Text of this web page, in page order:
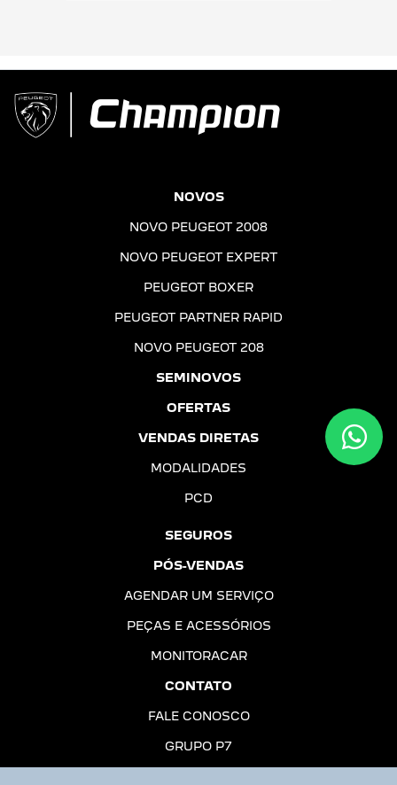
NOVOS
NOVO PEUGEOT 2008
NOVO PEUGEOT EXPERT
PEUGEOT BOXER
PEUGEOT PARTNER RAPID
NOVO PEUGEOT 208
SEMINOVOS
OFERTAS
VENDAS DIRETAS
MODALIDADES
PCD
SEGUROS
PÓS-VENDAS
AGENDAR UM SERVIÇO
PEÇAS E ACESSÓRIOS
MONITORACAR
CONTATO
FALE CONOSCO
GRUPO P7